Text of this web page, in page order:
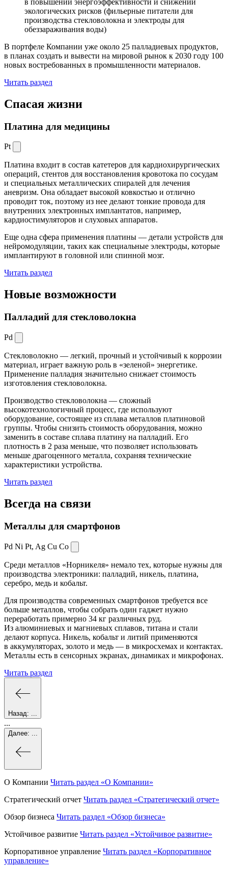
в повышении энергоэффективности и снижении
экологических рисков (фильерные питатели для
производства стекловолокна и электроды для
обеззараживания воды)
В портфеле Компании уже около 25 палладиевых продуктов,
в планах создать и вывести на мировой рынок к 2030 году 100
новых востребованных в промышленности материалов.
Читать раздел
Спасая жизни
Платина для медицины
Pt
Платина входит в состав катетеров для кардиохирургических
операций, стентов для восстановления кровотока по сосудам
и специальных металлических спиралей для лечения
аневризм. Она обладает высокой ковкостью и отлично
проводит ток, поэтому из нее делают тонкие провода для
внутренних электронных имплантатов, например,
кардиостимуляторов и слуховых аппаратов.
Еще одна сфера применения платины — детали устройств для
нейромодуляции, таких как специальные электроды, которые
имплантируют в головной или спинной мозг.
Читать раздел
Новые возможности
Палладий для стекловолокна
Pd
Стекловолокно — легкий, прочный и устойчивый к коррозии
материал, играет важную роль в «зеленой» энергетике.
Применение палладия значительно снижает стоимость
изготовления стекловолокна.
Производство стекловолокна — сложный
высокотехнологичный процесс, где используют
оборудование, состоящее из сплава металлов платиновой
группы. Чтобы снизить стоимость оборудования, можно
заменить в составе сплава платину на палладий. Его
плотность в 2 раза меньше, что позволяет использовать
меньше драгоценного металла, сохраняя технические
характеристики устройства.
Читать раздел
Всегда на связи
Металлы для смартфонов
Pd Ni Pt, Ag Cu Co
Среди металлов «Норникеля» немало тех, которые нужны для
производства электроники: палладий, никель, платина,
серебро, медь и кобальт.
Для производства современных смартфонов требуется все
больше металлов, чтобы собрать один гаджет нужно
переработать примерно 34 кг различных руд.
Из алюминиевых и магниевых сплавов, титана и стали
делают корпуса. Никель, кобальт и литий применяются
в аккумуляторах, золото и медь — в микросхемах и контактах.
Металлы есть в сенсорных экранах, динамиках и микрофонах.
Читать раздел
Назад:
...
Далее:
О Компании Читать раздел «О Компании»
Стратегический отчет Читать раздел «Стратегический отчет»
Обзор бизнеса Читать раздел «Обзор бизнеса»
Устойчивое развитие Читать раздел «Устойчивое развитие»
Корпоративное управление Читать раздел «Корпоративное
управление»